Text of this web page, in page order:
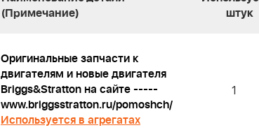
(Примечание)
штук
Оригинальные запчасти к
двигателям и новые двигателя
Briggs&Stratton на сайте -----
www.briggsstratton.ru/pomoshch/
Используется в агрегатах
1